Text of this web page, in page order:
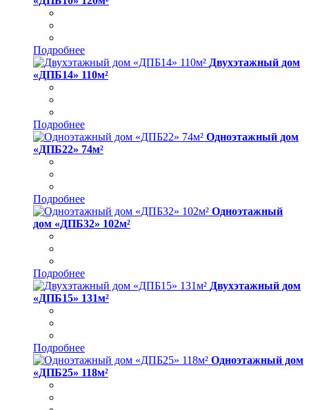
Подробнее
Двухэтажный дом
«ДПБ14» 110м²
Подробнее
Одноэтажный дом
«ДПБ22» 74м²
Подробнее
Одноэтажный
дом «ДПБ32» 102м²
Подробнее
Двухэтажный дом
«ДПБ15» 131м²
Подробнее
Одноэтажный дом
«ДПБ25» 118м²